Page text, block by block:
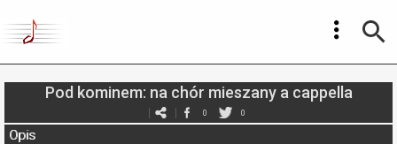
Pod kominem: na chór mieszany a cappella
0 0
Opis